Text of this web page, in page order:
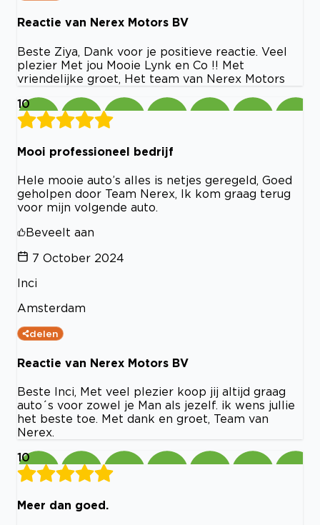
Reactie van Nerex Motors BV
Beste Ziya, Dank voor je positieve reactie. Veel
plezier Met jou Mooie Lynk en Co !! Met
vriendelijke groet, Het team van Nerex Motors
10
Mooi professioneel bedrijf
Hele mooie auto’s alles is netjes geregeld, Goed
geholpen door Team Nerex, Ik kom graag terug
voor mijn volgende auto.
Beveelt aan
7 October 2024
Inci
Amsterdam
delen
Reactie van Nerex Motors BV
Beste Inci, Met veel plezier koop jij altijd graag
auto´s voor zowel je Man als jezelf. ik wens jullie
het beste toe. Met dank en groet, Team van
Nerex.
10
Meer dan goed.